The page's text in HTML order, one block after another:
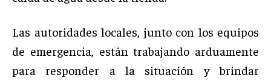
Las autoridades locales, junto con los equipos
de emergencia, están trabajando arduamente
para responder a la situación y brindar